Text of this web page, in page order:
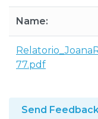
Name:
77.pdf
Send